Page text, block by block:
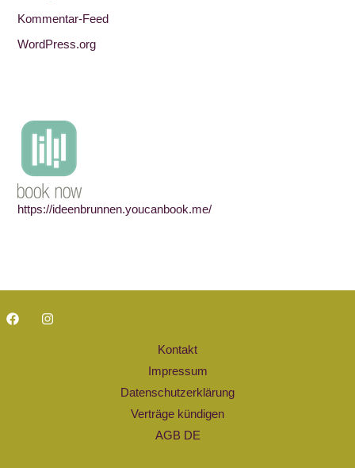
Kommentar-Feed
WordPress.org
https://ideenbrunnen.youcanbook.me/
Kontakt
Impressum
Datenschutzerklärung
Verträge kündigen
AGB DE